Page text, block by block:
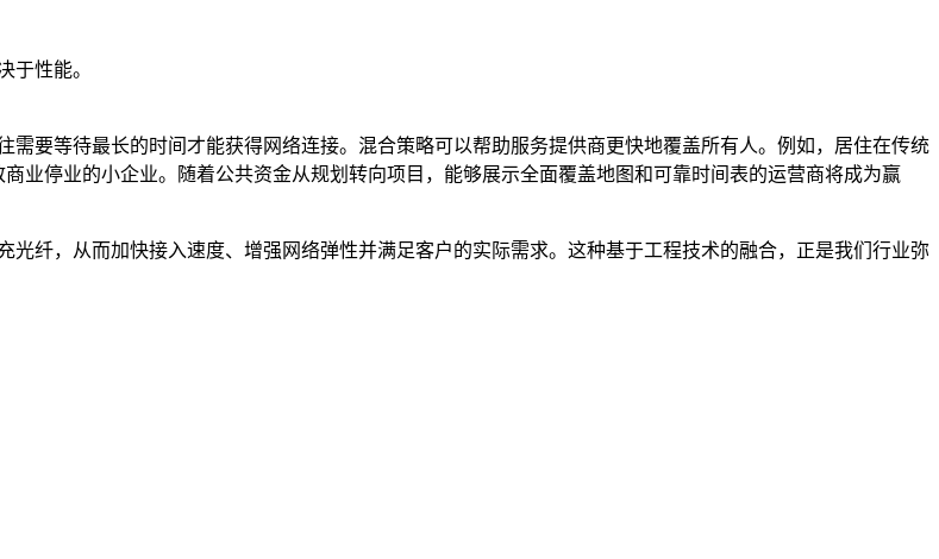
于性能。
要等待最长的时间才能获得网络连接。混合策略可以帮助服务提供商更快地覆盖所有人。例如，居住在传统
业停业的小企业。随着公共资金从规划转向项目，能够展示全面覆盖地图和可靠时间表的运营商将成为赢
纤，从而加快接入速度、增强网络弹性并满足客户的实际需求。这种基于工程技术的融合，正是我们行业弥